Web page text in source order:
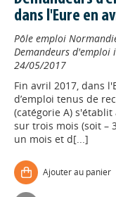
dans l'Eure en
Pôle emploi
Demandeurs d'emploi
24/05/2017
Fin avril 2017, dans
d’emploi tenus de
(catégorie A) s'établit
sur trois mois (soit –
un mois et d[...]
Ajouter au panier